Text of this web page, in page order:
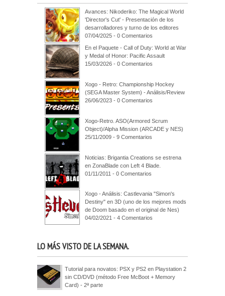
Avances: Nikoderiko: The Magical World
'Director's Cut' - Presentación de los
desarrolladores y turno de los editores
07/04/2025 - 0 Comentarios
En el Paquete - Call of Duty: World at War
y Medal of Honor: Pacific Assault
15/03/2026 - 0 Comentarios
Xogo - Retro: Championship Hockey
(SEGA Master System) - Análisis/Review
26/06/2023 - 0 Comentarios
Xogo-Retro. ASO(Armored Scrum
Object)/Alpha Mission (ARCADE y NES)
25/11/2009 - 9 Comentarios
Noticias: Brigantia Creations se estrena
en ZonaBlade con Left 4 Blade.
01/11/2011 - 0 Comentarios
Xogo - Análisis: Castlevania "Simon's
Destiny" en 3D (uno de los mejores mods
de Doom basado en el original de Nes)
04/02/2021 - 4 Comentarios
LO MÁS VISTO DE LA SEMANA.
Tutorial para novatos: PSX y PS2 en Playstation 2
sin CD/DVD (método Free McBoot + Memory
Card) - 2ª parte